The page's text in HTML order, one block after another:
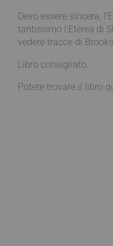
Devo essere sincera,
tantissimo l’Eterea di
vedere tracce di
Libro consigliato.
Potete trovare il libro